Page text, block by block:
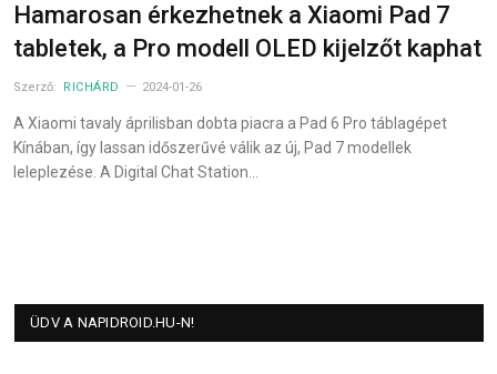
Hamarosan érkezhetnek a Xiaomi Pad 7
tabletek, a Pro modell OLED kijelzőt kaphat
Szerző: RICHÁRD 2024-01-26
A Xiaomi tavaly áprilisban dobta piacra a Pad 6 Pro táblagépet
Kínában, így lassan időszerűvé válik az új, Pad 7 modellek
leleplezése. A Digital Chat Station…
ÜDV A NAPIDROID.HU-N!